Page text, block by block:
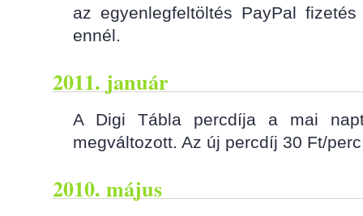
az egyenlegfeltöltés PayPal
ennél.
2011. január
A Digi Tábla percdíja a mai
megváltozott. Az új percdíj 30 Ft/
2010. május